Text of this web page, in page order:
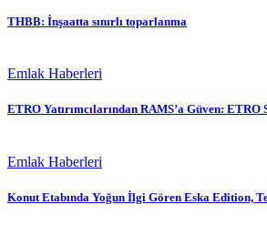
THBB: İnşaatta sınırlı toparlanma
Emlak Haberleri
ETRO Yatırımcılarından RAMS’a Güven:
Emlak Haberleri
Konut Etabında Yoğun İlgi Gören Eska Edition,